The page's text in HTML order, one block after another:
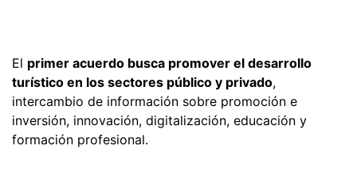
El primer acuerdo busca promover el desarrollo
turístico en los sectores público y privado,
intercambio de información sobre promoción e
inversión, innovación, digitalización, educación y
formación profesional.